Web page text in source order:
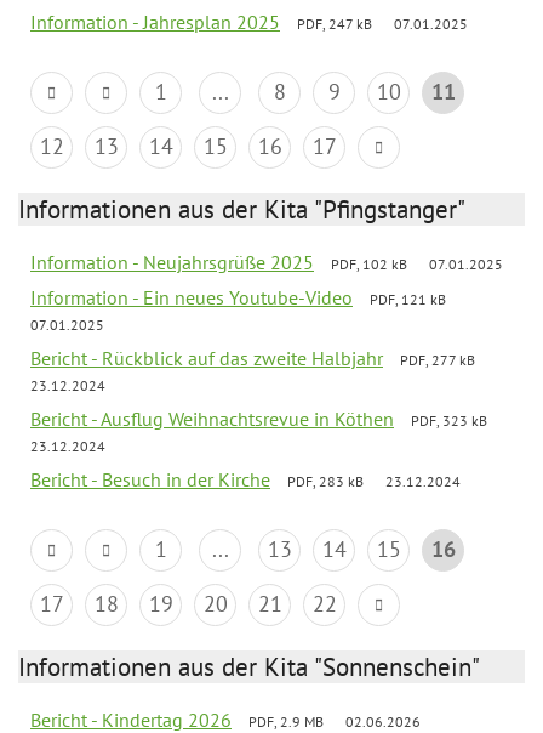
Information - Jahresplan 2025 PDF, 247 kB 07.01.2025
1 ... 8 9 10
11
12
13 14 15 16 17
Informationen aus der Kita "Pfingstanger"
Information - Neujahrsgrüße 2025 PDF, 102 kB 07.01.2025
Information - Ein neues Youtube-Video
PDF, 121 kB
07.01.2025
Bericht - Rückblick auf das zweite Halbjahr
PDF, 277 kB
23.12.2024
Bericht - Ausflug Weihnachtsrevue in Köthen
PDF, 323 kB
23.12.2024
Bericht - Besuch in der Kirche PDF, 283 kB 23.12.2024
1 ... 13 14 15
16
17
18 19 20 21 22
Informationen aus der Kita "Sonnenschein"
Bericht - Kindertag 2026 PDF, 2.9 MB 02.06.2026